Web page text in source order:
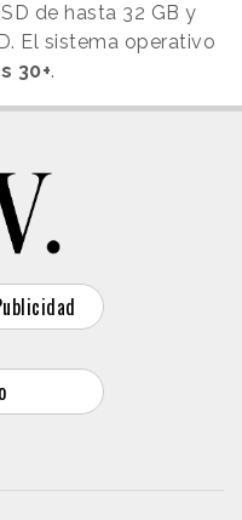
de hasta 32 GB y
El sistema operativo
30+.